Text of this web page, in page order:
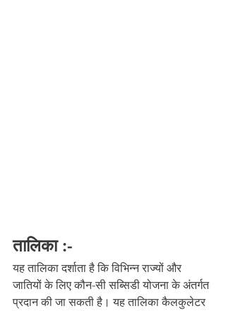
तालिका :-
यह तालिका दर्शाता है कि विभिन्न राज्यों और
जातियों के लिए कौन-सी सब्सिडी योजना के अंतर्गत
प्रदान की जा सकती है। यह तालिका कैलकुलेटर